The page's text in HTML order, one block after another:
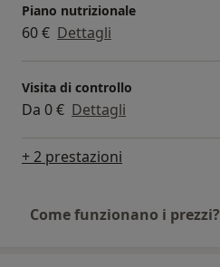
Piano nutrizionale
60 € Dettagli
Visita di controllo
Da 0 € Dettagli
+ 2 prestazioni
Come funzionano i prezzi?